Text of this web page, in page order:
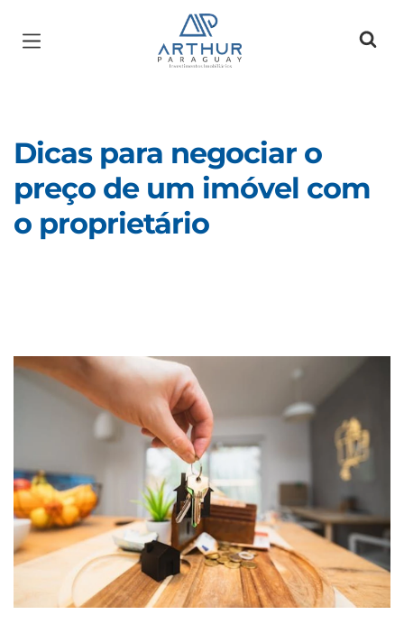
Página inicial
Dicas para negociar o
preço de um imóvel com
o proprietário